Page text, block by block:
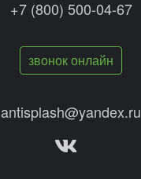
+7 (800) 500-04-67
звонок онлайн
antisplash@yandex.ru